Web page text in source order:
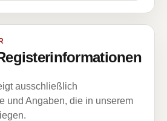
ausschließlich
und Angaben, die in unserem